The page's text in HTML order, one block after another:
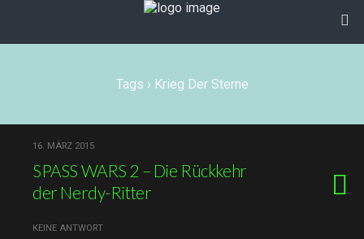
Tags › Krieg Der Sterne
16. MÄRZ 2015
SPASS WARS 2 – Die Rückkehr
der Nerdy-Ritter
KEINE ANTWORT